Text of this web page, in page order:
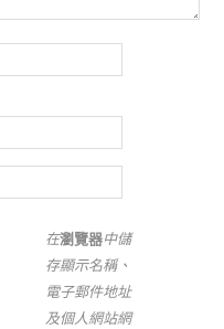
在瀏覽器中儲
存顯示名稱、
電子郵件地址
及個人網站網